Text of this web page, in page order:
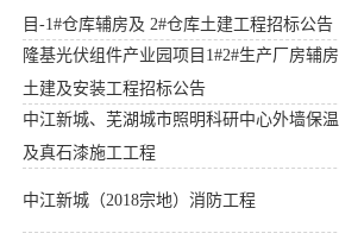
目-1#仓库辅房及 2#仓库土建工程招标公告
隆基光伏组件产业园项目1#2#生产厂房辅房
土建及安装工程招标公告
中江新城、芜湖城市照明科研中心外墙保温
及真石漆施工工程
中江新城（2018宗地）消防工程